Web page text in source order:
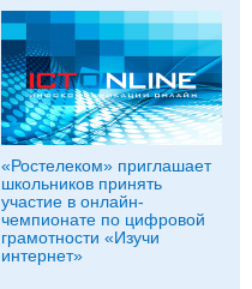
«Ростелеком» приглашает
школьников принять
участие в онлайн-
чемпионате по цифровой
грамотности «Изучи
интернет»